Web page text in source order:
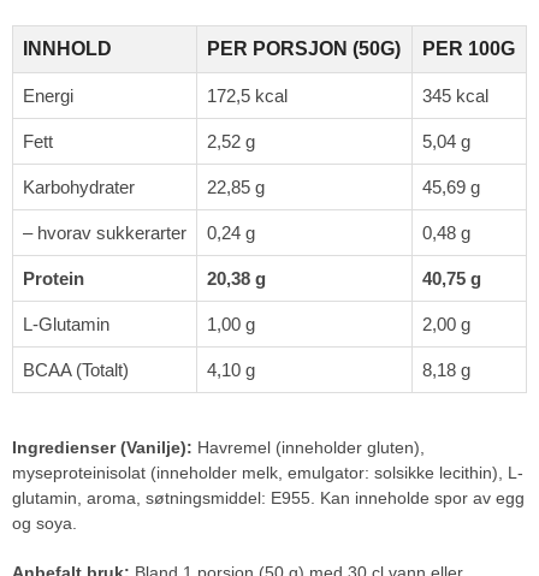
INNHOLD PER PORSJON (50G) PER 100G
Energi 172,5 kcal 345 kcal
Fett 2,52 g 5,04 g
Karbohydrater 22,85 g 45,69 g
– hvorav sukkerarter 0,24 g 0,48 g
Protein 20,38 g 40,75 g
L-Glutamin 1,00 g 2,00 g
BCAA (Totalt) 4,10 g 8,18 g
Ingredienser (Vanilje): Havremel (inneholder gluten),
myseproteinisolat (inneholder melk, emulgator: solsikke lecithin), L-
glutamin, aroma, søtningsmiddel: E955. Kan inneholde spor av egg
og soya.